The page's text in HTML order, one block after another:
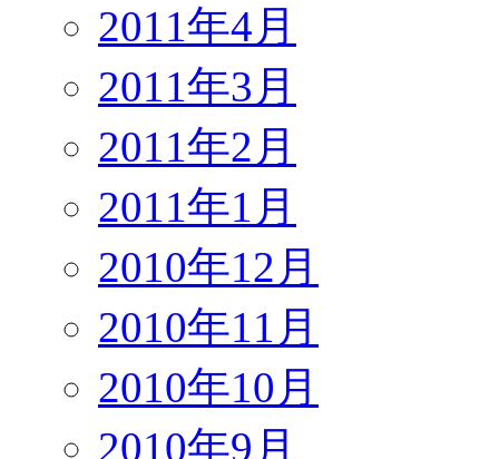
2011年4月
2011年3月
2011年2月
2011年1月
2010年12月
2010年11月
2010年10月
2010年9月